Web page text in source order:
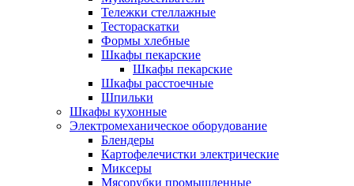
Тележки стеллажные
Тестораскатки
Формы хлебные
Шкафы пекарские
Шкафы пекарские
Шкафы расстоечные
Шпильки
Шкафы кухонные
Электромеханическое оборудование
Блендеры
Картофелечистки электрические
Миксеры
Мясорубки промышленные